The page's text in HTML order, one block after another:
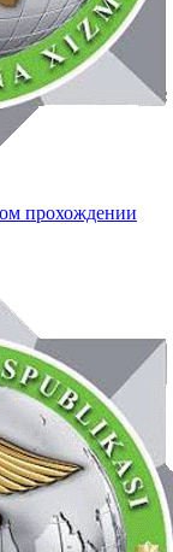
прохождении